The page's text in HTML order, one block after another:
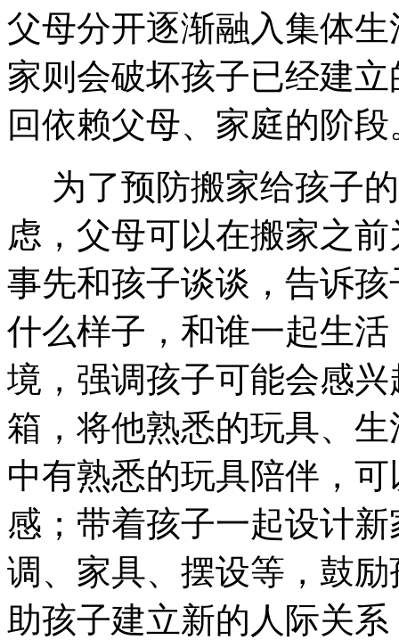
父母分开逐渐融入集体
家则会破坏孩子已经建
回依赖父母、家庭的阶段
为了预防搬家给孩子
虑，父母可以在搬家之
事先和孩子谈谈，告诉
什么样子，和谁一起生
境，强调孩子可能会感
箱，将他熟悉的玩具、
中有熟悉的玩具陪伴，
感；带着孩子一起设计
调、家具、摆设等，鼓
助孩子建立新的人际关